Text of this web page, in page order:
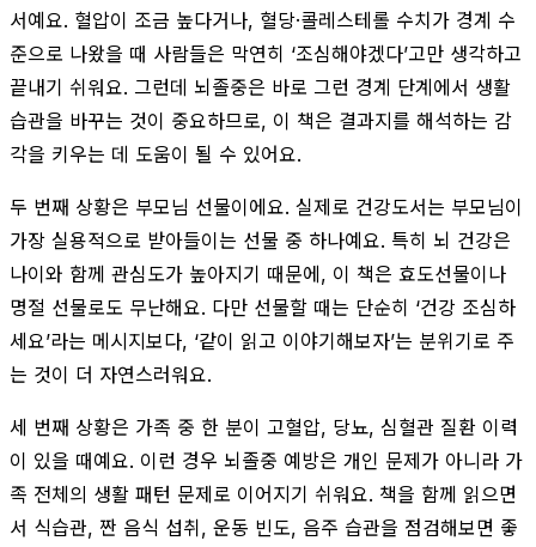
서예요. 혈압이 조금 높다거나, 혈당·콜레스테롤 수치가 경계 수
준으로 나왔을 때 사람들은 막연히 ‘조심해야겠다’고만 생각하고
끝내기 쉬워요. 그런데 뇌졸중은 바로 그런 경계 단계에서 생활
습관을 바꾸는 것이 중요하므로, 이 책은 결과지를 해석하는 감
각을 키우는 데 도움이 될 수 있어요.
두 번째 상황은 부모님 선물이에요. 실제로 건강도서는 부모님이
가장 실용적으로 받아들이는 선물 중 하나예요. 특히 뇌 건강은
나이와 함께 관심도가 높아지기 때문에, 이 책은 효도선물이나
명절 선물로도 무난해요. 다만 선물할 때는 단순히 ‘건강 조심하
세요’라는 메시지보다, ‘같이 읽고 이야기해보자’는 분위기로 주
는 것이 더 자연스러워요.
세 번째 상황은 가족 중 한 분이 고혈압, 당뇨, 심혈관 질환 이력
이 있을 때예요. 이런 경우 뇌졸중 예방은 개인 문제가 아니라 가
족 전체의 생활 패턴 문제로 이어지기 쉬워요. 책을 함께 읽으면
서 식습관, 짠 음식 섭취, 운동 빈도, 음주 습관을 점검해보면 좋